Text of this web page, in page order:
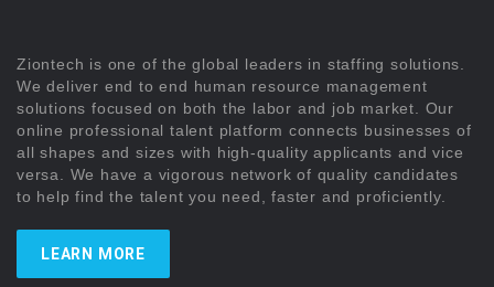
Ziontech is one of the global leaders in staffing solutions.
We deliver end to end human resource management
solutions focused on both the labor and job market. Our
online professional talent platform connects businesses of
all shapes and sizes with high-quality applicants and vice
versa. We have a vigorous network of quality candidates
to help find the talent you need, faster and proficiently.
LEARN MORE